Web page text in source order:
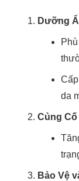
Dưỡng
da
Củng Cố
Bảo Vệ